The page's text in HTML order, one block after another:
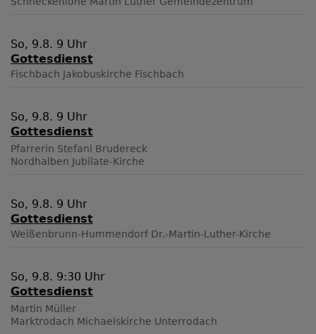
So, 9.8. 9 Uhr
Gottesdienst
Fischbach Jakobuskirche Fischbach
So, 9.8. 9 Uhr
Gottesdienst
Pfarrerin Stefani Brudereck
Nordhalben Jubilate-Kirche
So, 9.8. 9 Uhr
Gottesdienst
Weißenbrunn-Hummendorf Dr.-Martin-Luther-Kirche
So, 9.8. 9:30 Uhr
Gottesdienst
Martin Müller
Marktrodach Michaelskirche Unterrodach